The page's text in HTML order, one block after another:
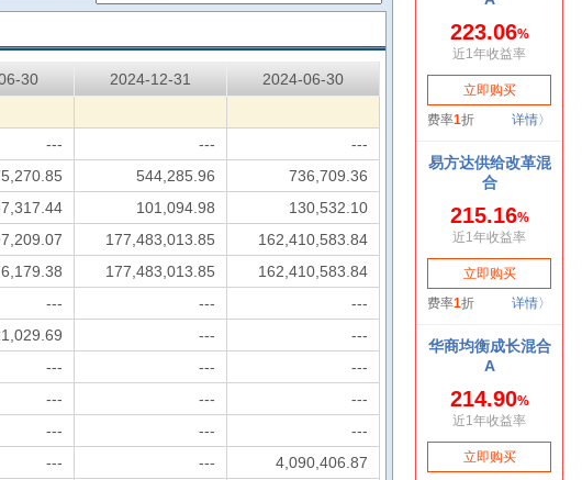
30 2024-12-31
2024-06-30
--- ---
---
544,285.96
736,709.36
101,094.98
130,532.10
177,483,013.85
162,410,583.84
177,483,013.85
162,410,583.84
--- ---
---
---
---
--- ---
---
--- ---
---
--- ---
---
--- --- 4,090,406.87